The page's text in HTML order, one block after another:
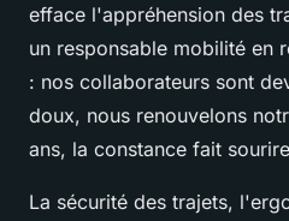
efface l'appréhension des
un responsable mobilité en
: nos collaborateurs sont
doux, nous renouvelons
ans, la constance fait
La sécurité des trajets,